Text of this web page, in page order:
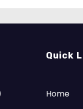
Quick
Home